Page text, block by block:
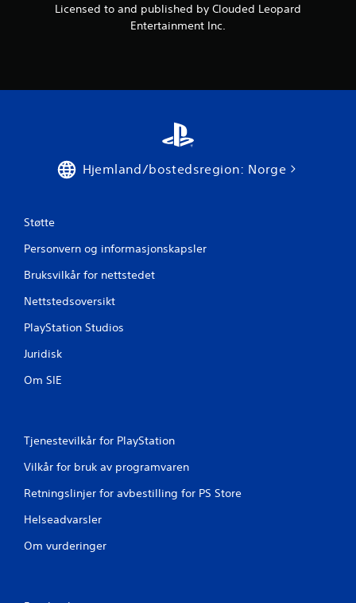
g
Licensed to and published by Clouded Leopard
Entertainment Inc.
Hjemland/bostedsregion: Norge
Støtte
Personvern og informasjonskapsler
Bruksvilkår for nettstedet
Nettstedsoversikt
PlayStation Studios
Juridisk
Om SIE
Tjenestevilkår for PlayStation
Vilkår for bruk av programvaren
Retningslinjer for avbestilling for PS Store
Helseadvarsler
Om vurderinger